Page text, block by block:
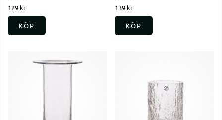
129 kr
KÖP
139 kr
KÖP